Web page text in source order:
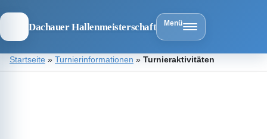
Dachauer Hallenmeisterschaft Menü
ZumStartseite » Turnierinformationen » Turnieraktivitäten